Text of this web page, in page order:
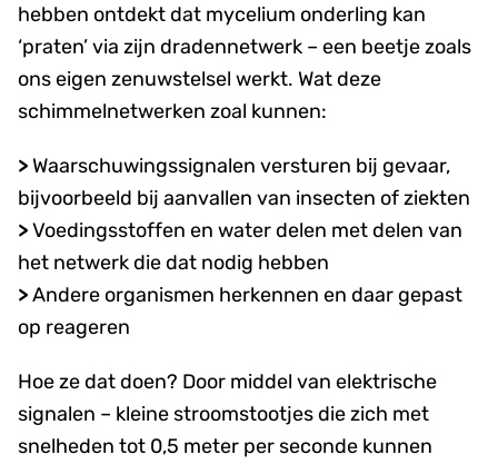
hebben ontdekt dat mycelium onderling kan
‘praten’ via zijn dradennetwerk – een beetje zoals
ons eigen zenuwstelsel werkt. Wat deze
schimmelnetwerken zoal kunnen:
> Waarschuwingssignalen versturen bij gevaar,
bijvoorbeeld bij aanvallen van insecten of ziekten
>Voedingsstoffen en water delen met delen van
het netwerk die dat nodig hebben
>Andere organismen herkennen en daar gepast
op reageren
Hoe ze dat doen? Door middel van elektrische
signalen – kleine stroomstootjes die zich met
snelheden tot 0,5 meter per seconde kunnen